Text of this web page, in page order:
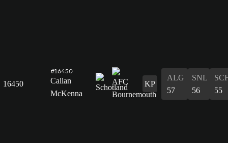
16450
#16450
Callan
McKenna
KP
ALG
57
SNL
56
55